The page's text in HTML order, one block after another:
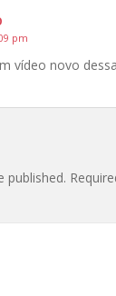
pm
vídeo novo
published.